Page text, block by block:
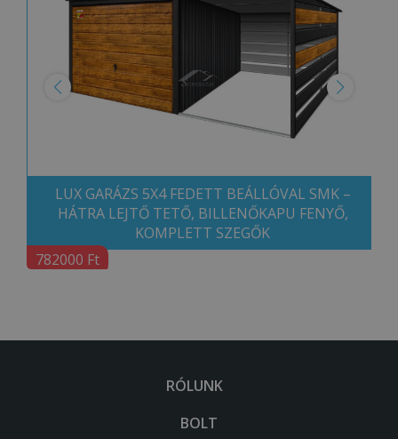
LUX GARÁZS 5X4 FEDETT BEÁLLÓVAL SMK –
HÁTRA LEJTŐ TETŐ, BILLENŐKAPU FENYŐ,
KOMPLETT SZEGŐK
782000 Ft
RÓLUNK
BOLT